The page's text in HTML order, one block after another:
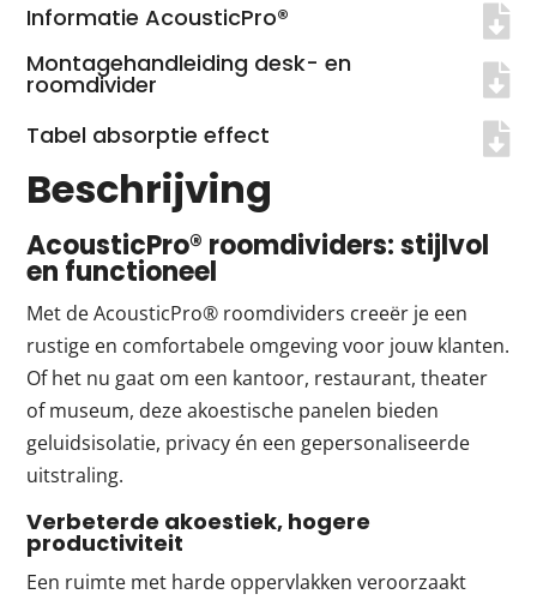
Beschrijving
AcousticPro® roomdividers: stijlvol
en functioneel
Met de AcousticPro® roomdividers creeër je een
rustige en comfortabele omgeving voor jouw klanten.
Of het nu gaat om een kantoor, restaurant, theater
of museum, deze akoestische panelen bieden
geluidsisolatie, privacy én een gepersonaliseerde
uitstraling.
Verbeterde akoestiek, hogere
productiviteit
Een ruimte met harde oppervlakken veroorzaakt
Informatie AcousticPro®
Montagehandleiding desk- en
roomdivider
Tabel absorptie effect